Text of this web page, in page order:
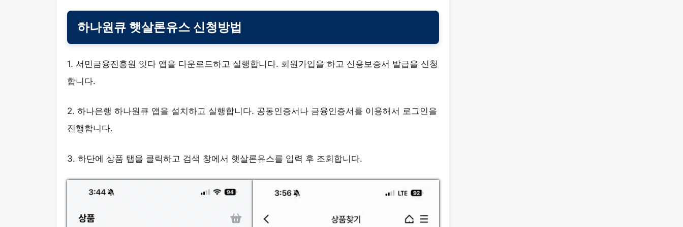
하나원큐 햇살론유스 신청방법
1. 서민금융진흥원 잇다 앱을 다운로드하고 실행합니다. 회원가입을 하고 신용보증서 발급을 신청
합니다.
2. 하나은행 하나원큐 앱을 설치하고 실행합니다. 공동인증서나 금융인증서를 이용해서 로그인을
진행합니다.
3. 하단에 상품 탭을 클릭하고 검색 창에서 햇살론유스를 입력 후 조회합니다.